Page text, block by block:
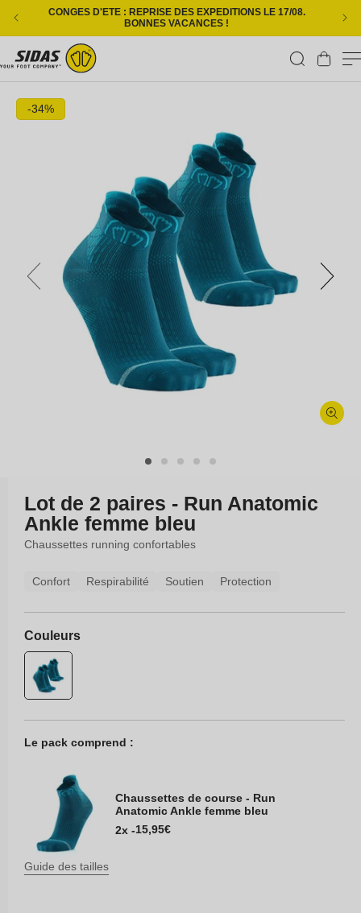
Ignorer et passer au contenu
CONGES D'ETE : REPRISE DES EXPEDITIONS LE 17/08.
BONNES VACANCES !
Panier
-34%
fenêtre
modale
Lot de 2 paires - Run Anatomic
Ankle femme bleu
Chaussettes running confortables
Confort Respirabilité Soutien Protection
Couleurs
Le pack comprend :
Chaussettes de course - Run
Anatomic Ankle femme bleu
2x -Prix
15,95€
Guide des tailles